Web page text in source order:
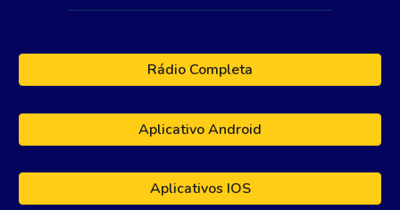
Rádio Completa
Aplicativo Android
Aplicativos IOS